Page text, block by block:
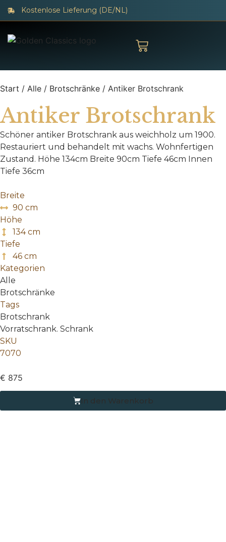
Kostenlose Lieferung (DE/NL)
Start / Alle / Brotschränke / Antiker Brotschrank
Antiker Brotschrank
Schöner antiker Brotschrank aus weichholz um 1900.
Restauriert und behandelt mit wachs. Wohnfertigen
Zustand. Höhe 134cm Breite 90cm Tiefe 46cm Innen
Tiefe 36cm
Breite
90 cm
Höhe
134 cm
Tiefe
46 cm
Kategorien
Alle
Brotschränke
Tags
Brotschrank
Vorratschrank. Schrank
SKU
7070
€ 875
In den Warenkorb